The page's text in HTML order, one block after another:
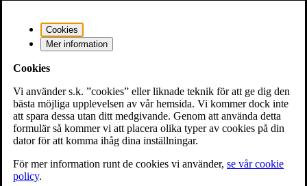
Cookies
Mer information
Cookies
Vi använder s.k. ”cookies” eller liknade teknik för att ge dig den
bästa möjliga upplevelsen av vår hemsida. Vi kommer dock inte
att spara dessa utan ditt medgivande. Genom att använda detta
formulär så kommer vi att placera olika typer av cookies på din
dator för att komma ihåg dina inställningar.
För mer information runt de cookies vi använder, se vår cookie
policy.
Meny